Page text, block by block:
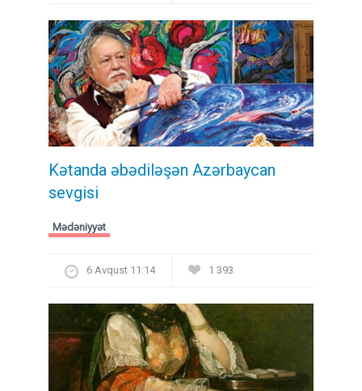
Kətanda əbədiləşən Azərbaycan
sevgisi
Mədəniyyət
6 Avqust 11:14 1 393